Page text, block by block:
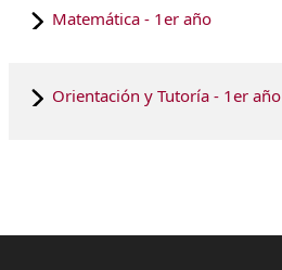
Matemática - 1er año
Orientación y Tutoría - 1er año